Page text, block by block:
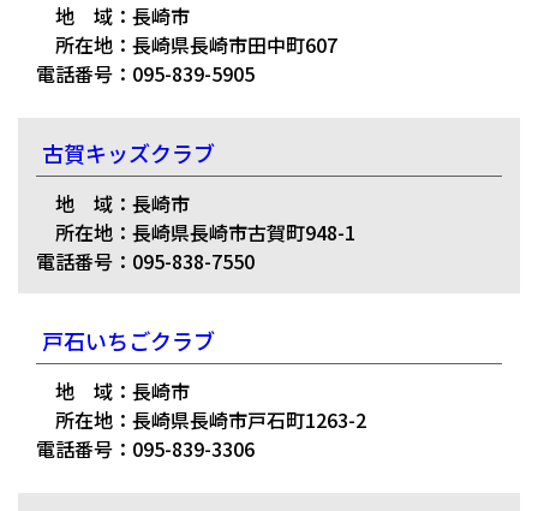
地 域：長崎市
所在地：長崎県長崎市田中町607
電話番号：095-839-5905
古賀キッズクラブ
地 域：長崎市
所在地：長崎県長崎市古賀町948-1
電話番号：095-838-7550
戸石いちごクラブ
地 域：長崎市
所在地：長崎県長崎市戸石町1263-2
電話番号：095-839-3306